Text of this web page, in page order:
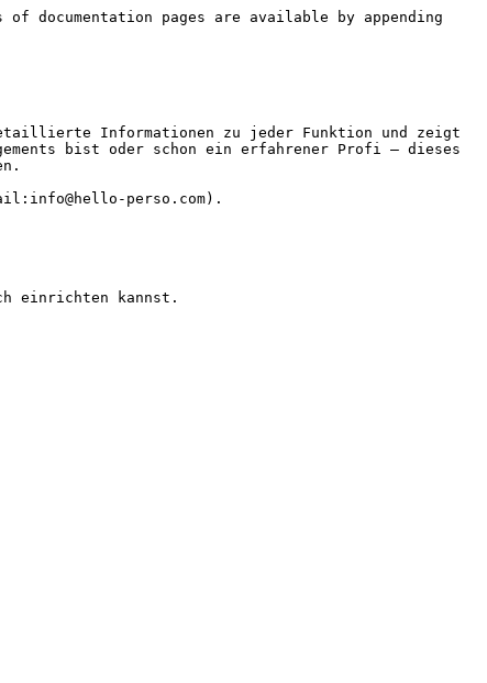
documentation pages are available by appending
Informationen zu jeder Funktion und zeigt
bist oder schon ein erfahrener Profi – dieses
perso.com).
einrichten kannst.